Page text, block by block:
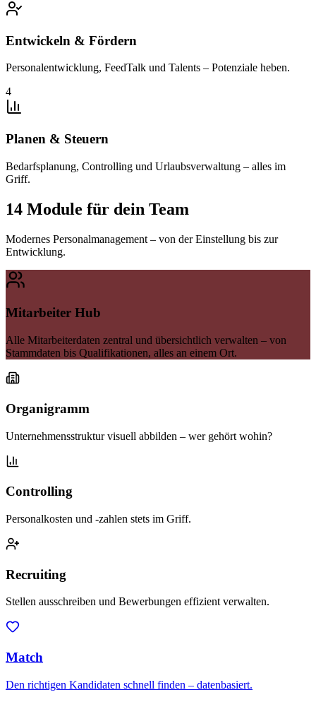
Entwickeln & Fördern
Personalentwicklung, FeedTalk und Talents – Potenziale heben.
4
Planen & Steuern
Bedarfsplanung, Controlling und Urlaubsverwaltung – alles im
Griff.
14 Module für dein Team
Modernes Personalmanagement – von der Einstellung bis zur
Entwicklung.
Mitarbeiter Hub
Alle Mitarbeiterdaten zentral und übersichtlich verwalten – von
Stammdaten bis Qualifikationen, alles an einem Ort.
Organigramm
Unternehmensstruktur visuell abbilden – wer gehört wohin?
Controlling
Personalkosten und -zahlen stets im Griff.
Recruiting
Stellen ausschreiben und Bewerbungen effizient verwalten.
Match
Den richtigen Kandidaten schnell finden – datenbasiert.